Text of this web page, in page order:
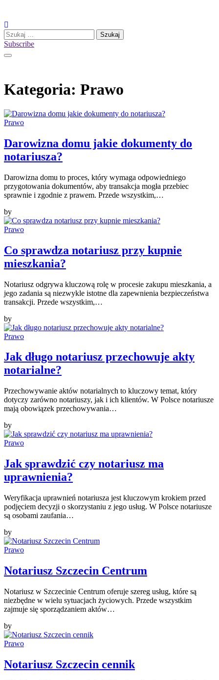
content
Szukaj:
Subscribe
Kategoria: Prawo
Prawo
Darowizna domu jakie dokumenty do
notariusza?
Darowizna domu to proces, który wymaga odpowiedniego
przygotowania dokumentów, aby transakcja mogła przebiec
sprawnie i zgodnie z prawem. Przede wszystkim,…
by
Prawo
Co sprawdza notariusz przy kupnie
mieszkania?
Notariusz odgrywa kluczową rolę w procesie zakupu mieszkania, a
jego zadania są niezwykle istotne dla zapewnienia bezpieczeństwa
transakcji. Przede wszystkim,…
by
Prawo
Jak długo notariusz przechowuje akty
notarialne?
Przechowywanie aktów notarialnych to kluczowy temat, który
dotyczy zarówno notariuszy, jak i ich klientów. W Polsce notariusze
mają obowiązek przechowywania…
by
Prawo
Jak sprawdzić czy notariusz ma
uprawnienia?
Weryfikacja uprawnień notariusza jest kluczowym krokiem przed
podjęciem decyzji o skorzystaniu z jego usług. W Polsce notariusze
są osobami zaufania…
by
Prawo
Notariusz Szczecin Centrum
Notariusz w Szczecinie Centrum oferuje szereg usług, które są
niezbędne w wielu sytuacjach życiowych. Przede wszystkim
zajmuje się sporządzaniem aktów…
by
Prawo
Notariusz Szczecin cennik